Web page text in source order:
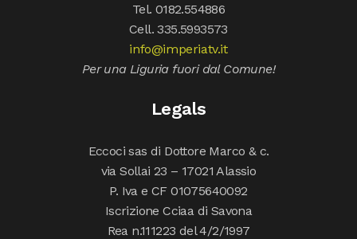
Tel. 0182.554886
Cell. 335.5993573
info@imperiatv.it
Per una Liguria fuori dal Comune!
Legals
Eccoci sas di Dottore Marco & c.
via Sollai 23 – 17021 Alassio
P. Iva e CF 01075640092
Iscrizione Cciaa di Savona
Rea n.111223 del 4/2/1997